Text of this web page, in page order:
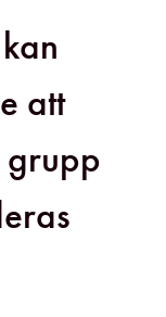
att